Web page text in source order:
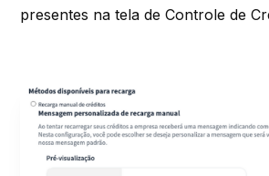
presentes na tela de Controle de